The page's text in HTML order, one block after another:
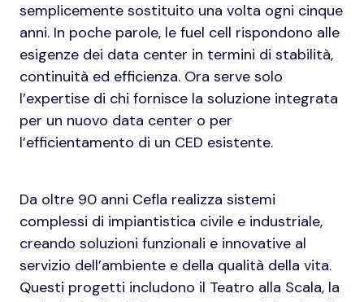
semplicemente sostituito una volta ogni cinque
anni. In poche parole, le fuel cell rispondono alle
esigenze dei data center in termini di stabilità,
continuità ed efficienza. Ora serve solo
l’expertise di chi fornisce la soluzione integrata
per un nuovo data center o per
l’efficientamento di un CED esistente.
Da oltre 90 anni Cefla realizza sistemi
complessi di impiantistica civile e industriale,
creando soluzioni funzionali e innovative al
servizio dell’ambiente e della qualità della vita.
Questi progetti includono il Teatro alla Scala, la